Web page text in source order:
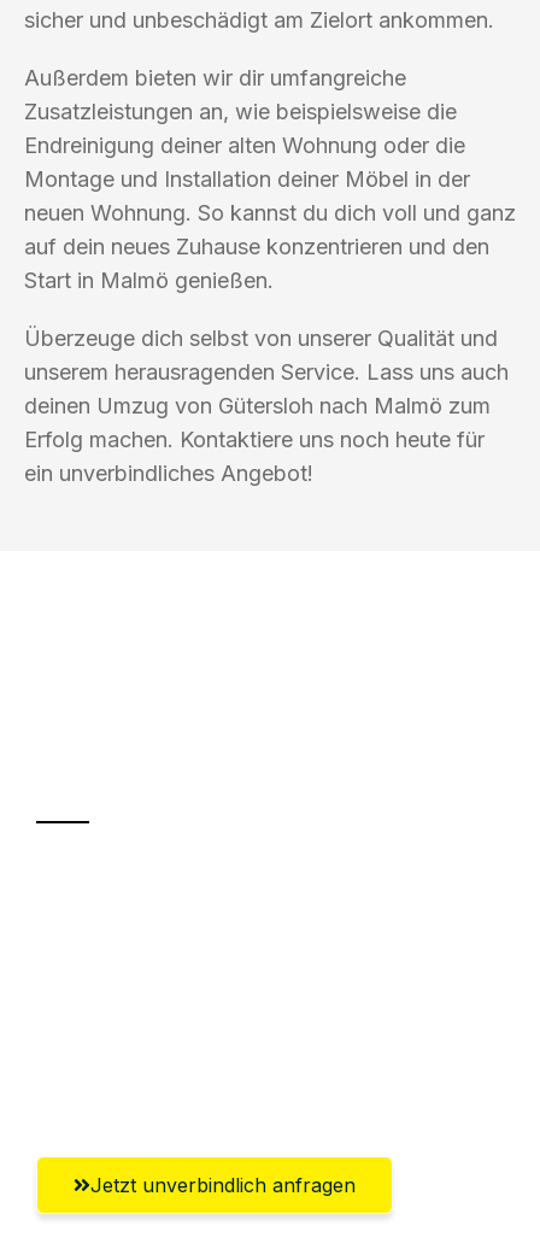
sicher und unbeschädigt am Zielort ankommen.
Außerdem bieten wir dir umfangreiche
Zusatzleistungen an, wie beispielsweise die
Endreinigung deiner alten Wohnung oder die
Montage und Installation deiner Möbel in der
neuen Wohnung. So kannst du dich voll und ganz
auf dein neues Zuhause konzentrieren und den
Start in Malmö genießen.
Überzeuge dich selbst von unserer Qualität und
unserem herausragenden Service. Lass uns auch
deinen Umzug von Gütersloh nach Malmö zum
Erfolg machen. Kontaktiere uns noch heute für
ein unverbindliches Angebot!
Jetzt unverbindlich anfragen